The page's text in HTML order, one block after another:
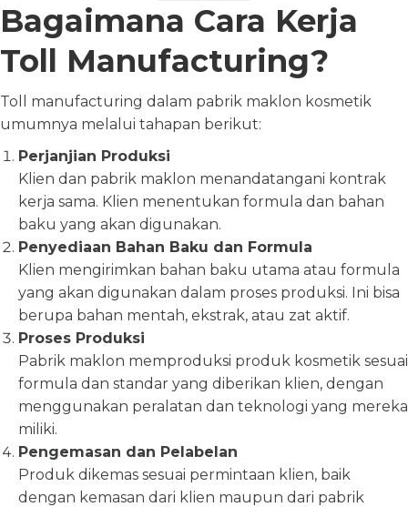
Bagaimana Cara Kerja
Toll Manufacturing?
Toll manufacturing dalam pabrik maklon kosmetik
umumnya melalui tahapan berikut:
Perjanjian Produksi
Klien dan pabrik maklon menandatangani kontrak
kerja sama. Klien menentukan formula dan bahan
baku yang akan digunakan.
Penyediaan Bahan Baku dan Formula
Klien mengirimkan bahan baku utama atau formula
yang akan digunakan dalam proses produksi. Ini bisa
berupa bahan mentah, ekstrak, atau zat aktif.
Proses Produksi
Pabrik maklon memproduksi produk kosmetik sesuai
formula dan standar yang diberikan klien, dengan
menggunakan peralatan dan teknologi yang mereka
miliki.
Pengemasan dan Pelabelan
Produk dikemas sesuai permintaan klien, baik
dengan kemasan dari klien maupun dari pabrik